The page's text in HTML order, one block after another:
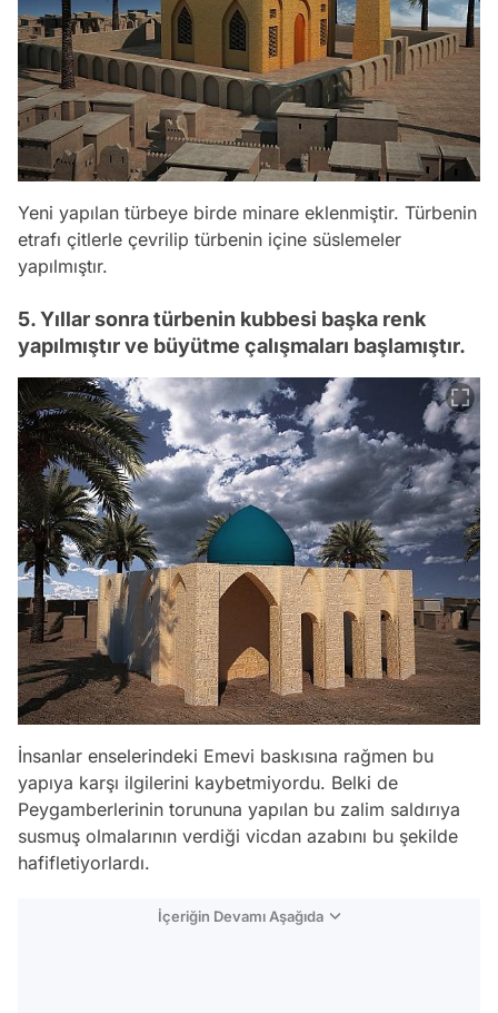
Yeni yapılan türbeye birde minare eklenmiştir. Türbenin
etrafı çitlerle çevrilip türbenin içine süslemeler
yapılmıştır.
5. Yıllar sonra türbenin kubbesi başka renk
yapılmıştır ve büyütme çalışmaları başlamıştır.
İnsanlar enselerindeki Emevi baskısına rağmen bu
yapıya karşı ilgilerini kaybetmiyordu. Belki de
Peygamberlerinin torununa yapılan bu zalim saldırıya
susmuş olmalarının verdiği vicdan azabını bu şekilde
hafifletiyorlardı.
İçeriğin Devamı Aşağıda